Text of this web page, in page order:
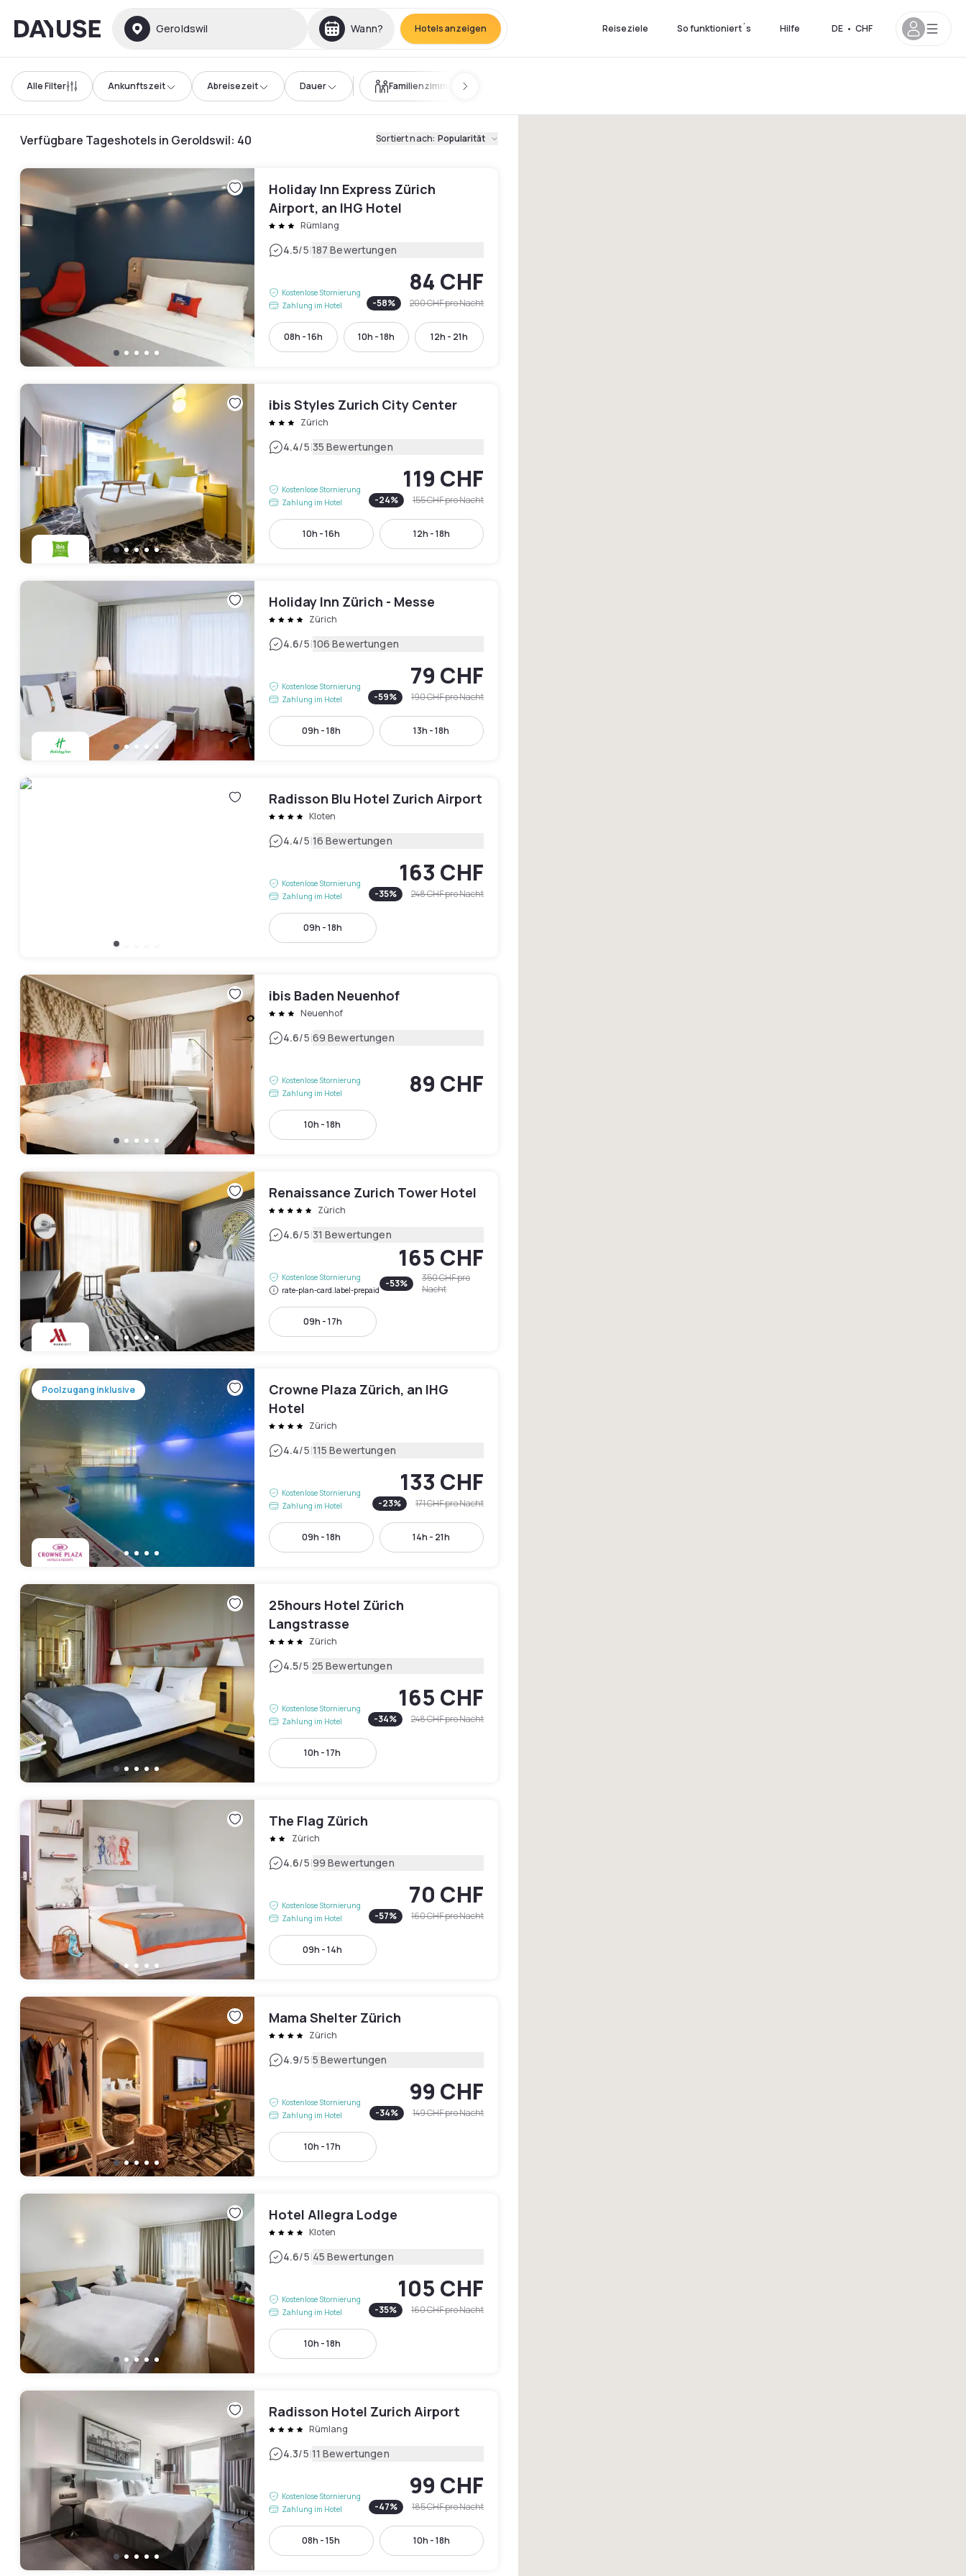
Dayuse Geroldswil Wann? Hotels anzeigen Reiseziele So funktioniert´s Hilfe DE • CHF
Alle Filter Ankunftszeit Abreisezeit Dauer Familienzimmer
Verfügbare Tageshotels in Geroldswil: 40 Sortiert nach: Popularität
Holiday Inn Express Zürich
Airport, an IHG Hotel
Rümlang
4.5/5|187 Bewertungen
Kostenlose Stornierung
Zahlung im Hotel
84 CHF
-58% 200 CHFpro Nacht
08h - 16h 10h - 18h 12h - 21h
ibis Styles Zurich City Center
Zürich
4.4/5|35 Bewertungen
Kostenlose Stornierung
Zahlung im Hotel
119 CHF
-24% 155 CHFpro Nacht
10h - 16h 12h - 18h
Holiday Inn Zürich - Messe
Zürich
4.6/5|106 Bewertungen
Kostenlose Stornierung
Zahlung im Hotel
79 CHF
-59% 190 CHFpro Nacht
09h - 18h 13h - 18h
Radisson Blu Hotel Zurich Airport
Kloten
4.4/5|16 Bewertungen
Kostenlose Stornierung
Zahlung im Hotel
163 CHF
-35% 248 CHFpro Nacht
09h - 18h
ibis Baden Neuenhof
Neuenhof
4.6/5|69 Bewertungen
Kostenlose Stornierung
Zahlung im Hotel
89 CHF
10h - 18h
Renaissance Zurich Tower Hotel
Zürich
4.6/5|31 Bewertungen
Kostenlose Stornierung
rate-plan-card.label-prepaid
165 CHF
-53% 350 CHFpro
Nacht
09h - 17h
Poolzugang inklusive
Crowne Plaza Zürich, an IHG
Hotel
Zürich
4.4/5|115 Bewertungen
Kostenlose Stornierung
Zahlung im Hotel
133 CHF
-23% 171 CHFpro Nacht
09h - 18h 14h - 21h
25hours Hotel Zürich
Langstrasse
Zürich
4.5/5|25 Bewertungen
Kostenlose Stornierung
Zahlung im Hotel
165 CHF
-34% 248 CHFpro Nacht
10h - 17h
The Flag Zürich
Zürich
4.6/5|99 Bewertungen
Kostenlose Stornierung
Zahlung im Hotel
70 CHF
-57% 160 CHFpro Nacht
09h - 14h
Mama Shelter Zürich
Zürich
4.9/5|5 Bewertungen
Kostenlose Stornierung
Zahlung im Hotel
99 CHF
-34% 149 CHFpro Nacht
10h - 17h
Hotel Allegra Lodge
Kloten
4.6/5|45 Bewertungen
Kostenlose Stornierung
Zahlung im Hotel
105 CHF
-35% 160 CHFpro Nacht
10h - 18h
Radisson Hotel Zurich Airport
Rümlang
4.3/5|11 Bewertungen
Kostenlose Stornierung
Zahlung im Hotel
99 CHF
-47% 185 CHFpro Nacht
08h - 15h 10h - 18h